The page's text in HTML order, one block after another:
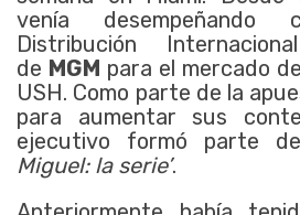
venía
Distribución
de MGM para el mercado
USH. Como parte de la
para aumentar sus
ejecutivo formó parte
Miguel: la serie’.